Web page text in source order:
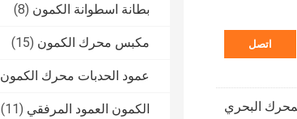
بطانة اسطوانة الكمون (8)
مكبس محرك الكمون (15)
عمود الحدبات محرك الكمون
الكمون العمود المرفقي (11)
اتصل